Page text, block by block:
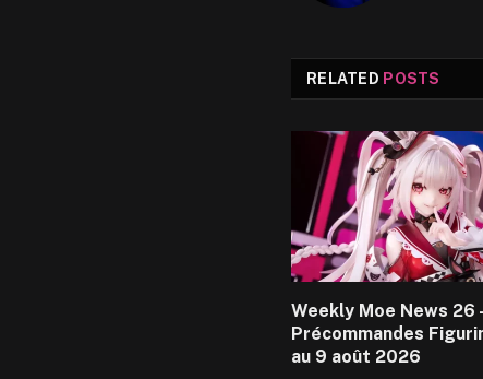
RELATED POSTS
Weekly Moe News 26
Précommandes
au 9 août 2026